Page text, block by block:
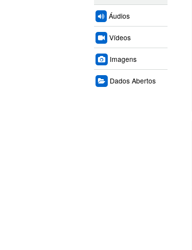
Áudios
Vídeos
Imagens
Dados Abertos